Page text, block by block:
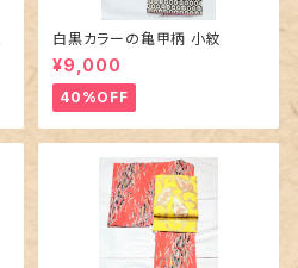
白黒カラーの亀甲柄 小紋
¥9,000
40%OFF